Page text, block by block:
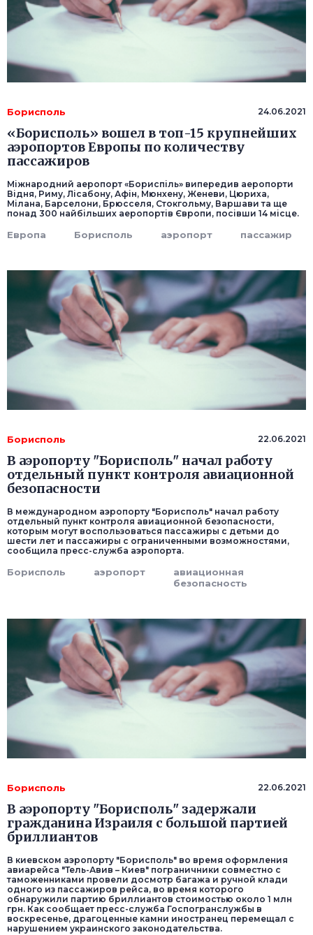
Борисполь 24.06.2021
«Борисполь» вошел в топ-15 крупнейших
аэропортов Европы по количеству
пассажиров
Міжнародний аеропорт «Бориспіль» випередив аеропорти
Відня, Риму, Лісабону, Афін, Мюнхену, Женеви, Цюриха,
Мілана, Барселони, Брюсселя, Стокгольму, Варшави та ще
понад 300 найбільших аеропортів Європи, посівши 14 місце.
Европа Борисполь аэропорт пассажир
Борисполь 22.06.2021
В аэропорту "Борисполь" начал работу
отдельный пункт контроля авиационной
безопасности
В международном аэропорту "Борисполь" начал работу
отдельный пункт контроля авиационной безопасности,
которым могут воспользоваться пассажиры с детьми до
шести лет и пассажиры с ограниченными возможностями,
сообщила пресс-служба аэропорта.
Борисполь аэропорт
авиационная
безопасность
Борисполь 22.06.2021
В аэропорту "Борисполь" задержали
гражданина Израиля с большой партией
бриллиантов
В киевском аэропорту "Борисполь" во время оформления
авиарейса "Тель-Авив – Киев" пограничники совместно с
таможенниками провели досмотр багажа и ручной клади
одного из пассажиров рейса, во время которого
обнаружили партию бриллиантов стоимостью около 1 млн
грн. Как сообщает пресс-служба Госпогранслужбы в
воскресенье, драгоценные камни иностранец перемещал с
нарушением украинского законодательства.